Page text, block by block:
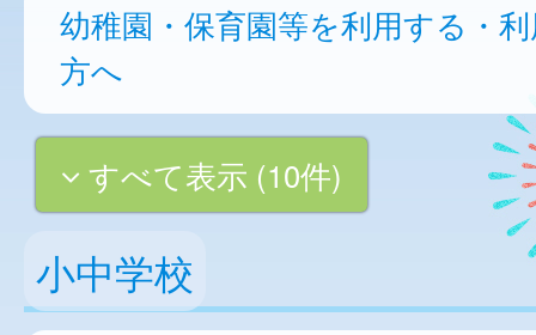
幼稚園・保育園等を利用する・
方へ
すべて表示 (10件)
小中学校